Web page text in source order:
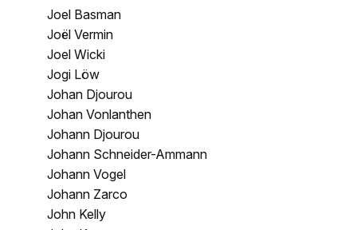
Joel Basman
Joël Vermin
Joel Wicki
Jogi Löw
Johan Djourou
Johan Vonlanthen
Johann Djourou
Johann Schneider-Ammann
Johann Vogel
Johann Zarco
John Kelly